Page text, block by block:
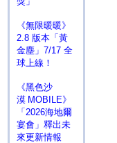
《無限暖暖》
2.8 版本「黃
金塵」7/17 全
球上線！
《黑色沙
漠 MOBILE》
「2026海地爾
宴會」釋出未
來更新情報